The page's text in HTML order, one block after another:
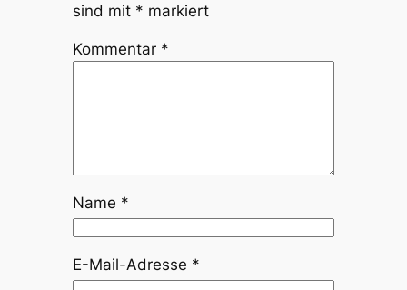
sind mit * markiert
Kommentar *
Name *
E-Mail-Adresse *